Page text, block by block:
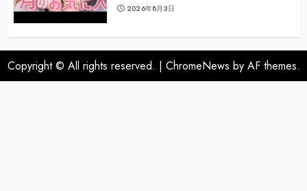
2026年8月3日
Copyright © All rights reserved. | ChromeNews by AF themes.